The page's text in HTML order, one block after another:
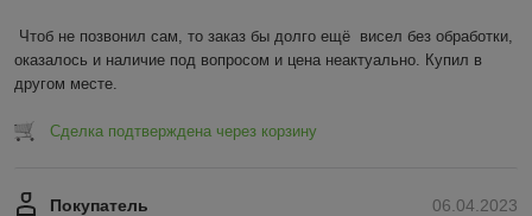
Чтоб не позвонил сам, то заказ бы долго ещё  висел без обработки,
оказалось и наличие под вопросом и цена неактуально. Купил в
другом месте.
Сделка подтверждена через корзину
06.04.2023
Покупатель